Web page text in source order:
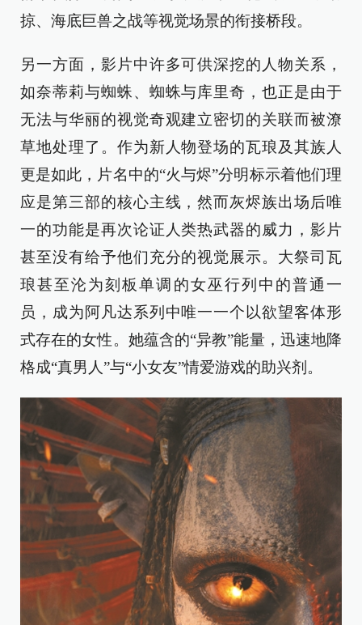
掠、海底巨兽之战等视觉场景的衔接桥段。
另一方面，影片中许多可供深挖的人物关系，
如奈蒂莉与蜘蛛、蜘蛛与库里奇，也正是由于
无法与华丽的视觉奇观建立密切的关联而被潦
草地处理了。作为新人物登场的瓦琅及其族人
更是如此，片名中的“火与烬”分明标示着他们理
应是第三部的核心主线，然而灰烬族出场后唯
一的功能是再次论证人类热武器的威力，影片
甚至没有给予他们充分的视觉展示。大祭司瓦
琅甚至沦为刻板单调的女巫行列中的普通一
员，成为阿凡达系列中唯一一个以欲望客体形
式存在的女性。她蕴含的“异教”能量，迅速地降
格成“真男人”与“小女友”情爱游戏的助兴剂。